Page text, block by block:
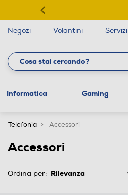
Negozi Volantini Servizi
Informatica Gaming
Telefonia Accessori
Accessori
Ordina per: